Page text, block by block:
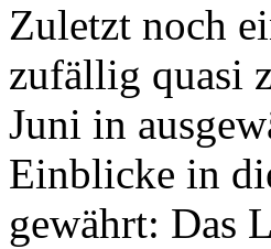
Zuletzt noch
zufällig quasi
Juni in
Einblicke in
gewährt: Das